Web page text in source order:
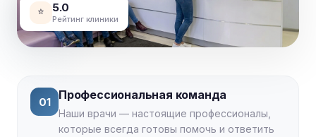
01 Профессиональная команда
Наши врачи — настоящие профессионалы,
которые всегда готовы помочь и ответить
⭐ 5.0
Рейтинг клиники